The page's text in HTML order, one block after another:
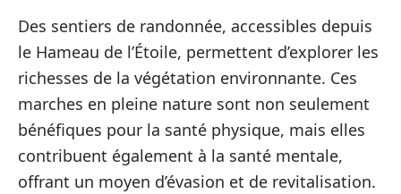
Des sentiers de randonnée, accessibles depuis
le Hameau de l’Étoile, permettent d’explorer les
richesses de la végétation environnante. Ces
marches en pleine nature sont non seulement
bénéfiques pour la santé physique, mais elles
contribuent également à la santé mentale,
offrant un moyen d’évasion et de revitalisation.